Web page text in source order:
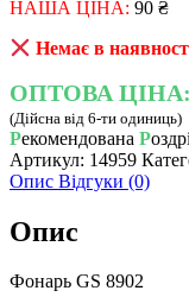
НАША ЦІНА: 90 ₴
Немає в
ОПТОВА ЦІНА:
(Дійсна від 6-ти одиниць)
Рекомендована Р
Артикул: 14959
Опис Відгуки (0)
Опис
Фонарь GS 8902